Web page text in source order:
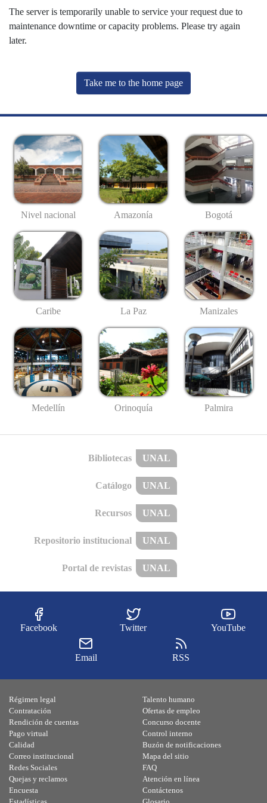
The server is temporarily unable to service your request due to
maintenance downtime or capacity problems. Please try again
later.
Take me to the home page
Nivel nacional Amazonía Bogotá
Caribe La Paz Manizales
Medellín Orinoquía Palmira
Bibliotecas UNAL
Catálogo UNAL
Recursos UNAL
Repositorio institucional UNAL
Portal de revistas UNAL
Facebook Twitter YouTube
Email RSS
Régimen legal
Contratación
Rendición de cuentas
Pago virtual
Calidad
Talento humano
Ofertas de empleo
Concurso docente
Control interno
Buzón de notificaciones
Correo institucional
Redes Sociales
Quejas y reclamos
Encuesta
Mapa del sitio
FAQ
Atención en línea
Contáctenos